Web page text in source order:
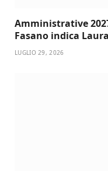
Amministrative
Fasano indica
LUGLIO 29, 2026